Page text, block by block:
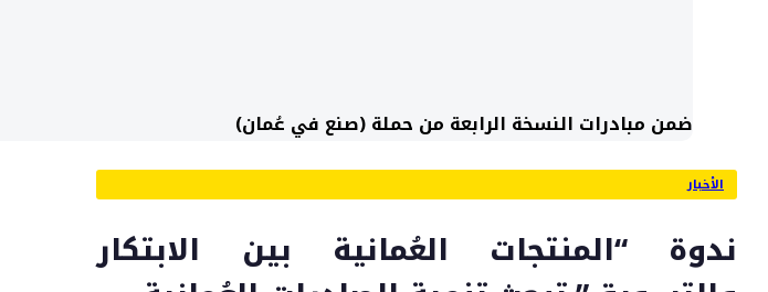
ضمن مبادرات النسخة الرابعة من حملة (صنع في عُمان)
الأخبار
ندوة “المنتجات العُمانية بين الابتكار